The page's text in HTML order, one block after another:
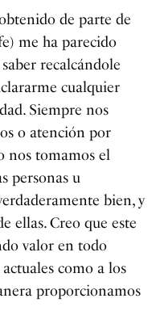
de parte de
me ha parecido
recalcándole
cualquier
Siempre nos
o atención por
nos tomamos el
personas u
bien, y
ellas. Creo que este
valor en todo
como a los
proporcionamos